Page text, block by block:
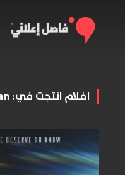
افلام انتجت في: Japan